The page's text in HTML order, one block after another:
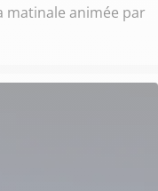
matinale animée par